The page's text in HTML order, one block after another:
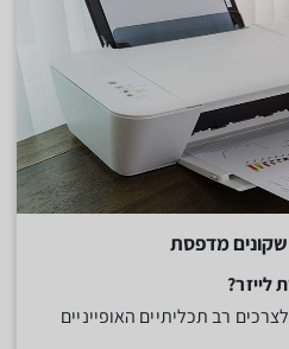
רב תכליתיים האופייניים